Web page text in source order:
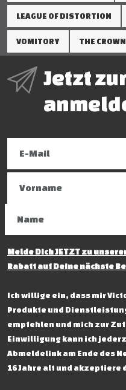
LEAGUE OF DISTORTION
VOMITORY THE CROWN
Jetzt
Melde Dich JETZT zu
Rabatt auf Deine nächste
Ich willige ein, dass mir
Produkte und
empfehlen und mich zur
Einwilligung kann ich
Abmeldelink am Ende des
16 Jahre alt und akzeptiere